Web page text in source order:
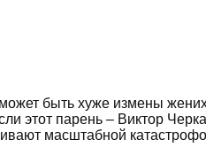
быть хуже измены
парень – Виктор
масштабной